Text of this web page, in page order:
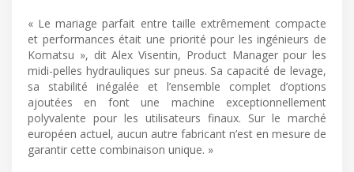
« Le mariage parfait entre taille extrêmement compacte
et performances était une priorité pour les ingénieurs de
Komatsu », dit Alex Visentin, Product Manager pour les
midi-pelles hydrauliques sur pneus. Sa capacité de levage,
sa stabilité inégalée et l’ensemble complet d’options
ajoutées en font une machine exceptionnellement
polyvalente pour les utilisateurs finaux. Sur le marché
européen actuel, aucun autre fabricant n’est en mesure de
garantir cette combinaison unique. »